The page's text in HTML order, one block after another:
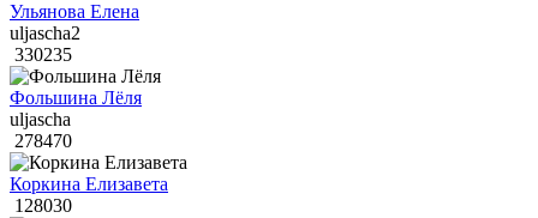
Ульянова Елена
uljascha2
330235
Фольшина Лёля
uljascha
278470
Коркина Елизавета
128030